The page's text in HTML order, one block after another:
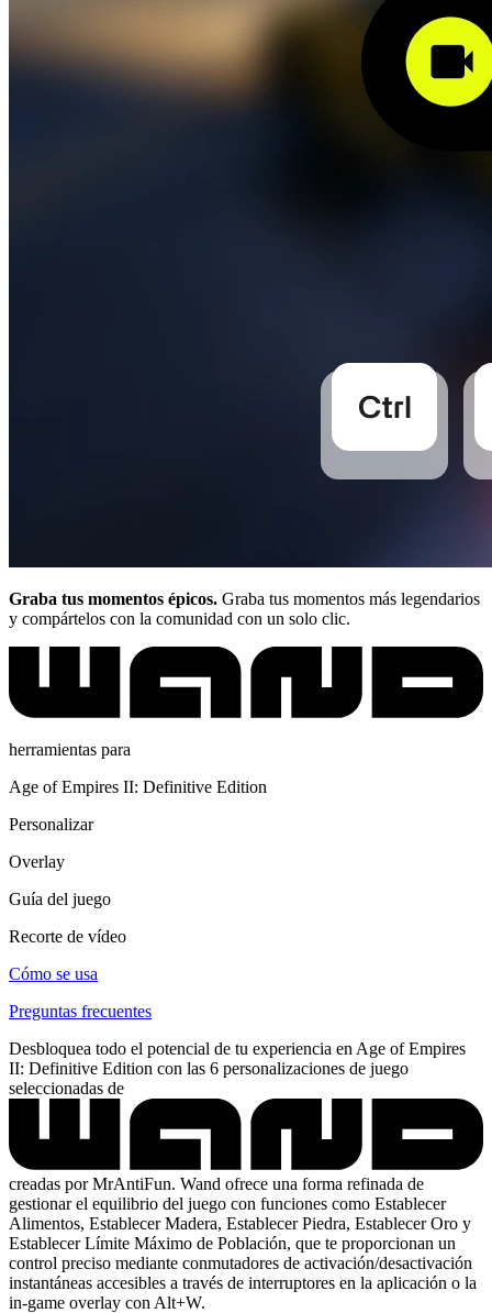
Graba tus momentos épicos. Graba tus momentos más legendarios
y compártelos con la comunidad con un solo clic.
herramientas para
Age of Empires II: Definitive Edition
Personalizar
Overlay
Guía del juego
Recorte de vídeo
Cómo se usa
Preguntas frecuentes
Desbloquea todo el potencial de tu experiencia en Age of Empires
II: Definitive Edition con las 6 personalizaciones de juego
seleccionadas de
creadas por MrAntiFun. Wand ofrece una forma refinada de
gestionar el equilibrio del juego con funciones como Establecer
Alimentos, Establecer Madera, Establecer Piedra, Establecer Oro y
Establecer Límite Máximo de Población, que te proporcionan un
control preciso mediante conmutadores de activación/desactivación
instantáneas accesibles a través de interruptores en la aplicación o la
in-game overlay con Alt+W.